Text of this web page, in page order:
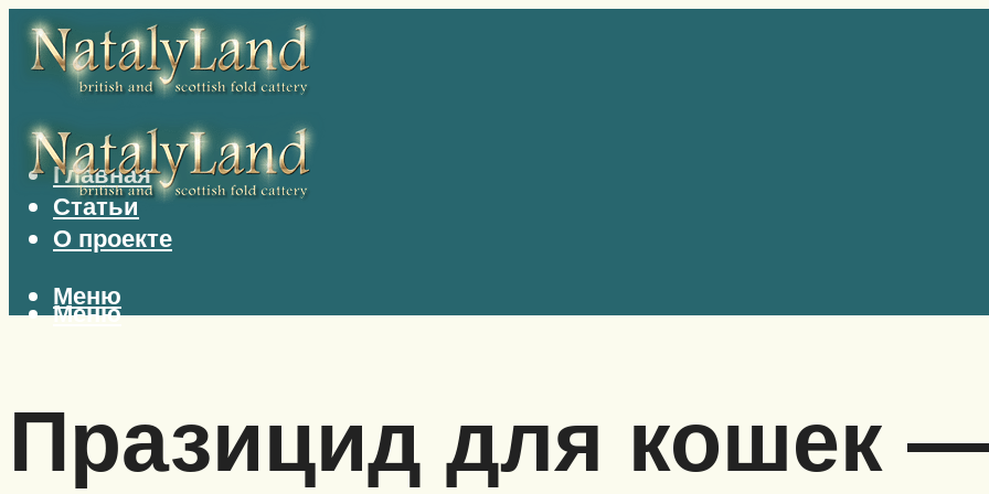
Главная
Статьи
О проекте
Меню
Меню
Празицид для кошек